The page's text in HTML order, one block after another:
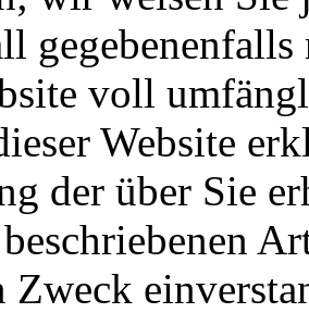
voll
Website
der über Sie
Zweck